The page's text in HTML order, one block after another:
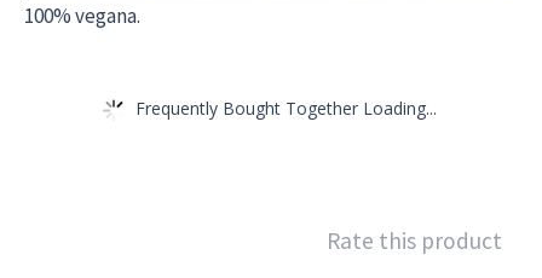
100% vegana.
Frequently Bought Together Loading...
Rate this product